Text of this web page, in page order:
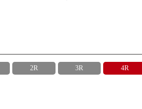
2R 3R 4R